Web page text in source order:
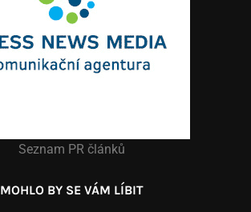
Seznam PR článků
MOHLO BY SE VÁM LÍBIT